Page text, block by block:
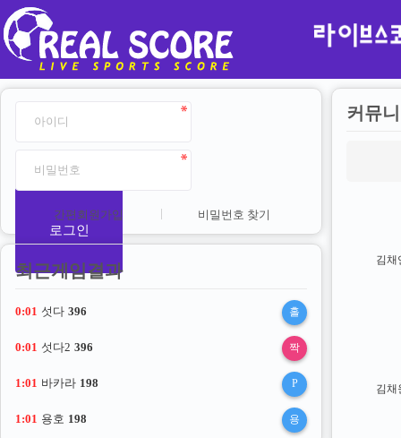
로그인
간편회원가입 비밀번호 찾기
최근게임결과
0:00 섯다 396 홀
0:00 섯다2 396 짝
1:00 바카라 198 P
1:00 용호 198 용
커뮤
김채
김채